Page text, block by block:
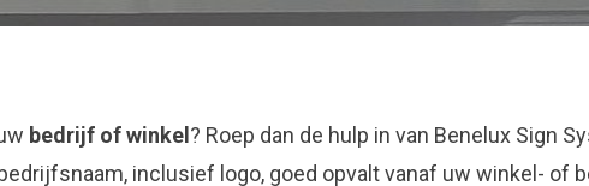
bedrijf of winkel ? Roep dan de hulp in van Benelux Sign
inclusief logo, goed opvalt vanaf uw winkel- of